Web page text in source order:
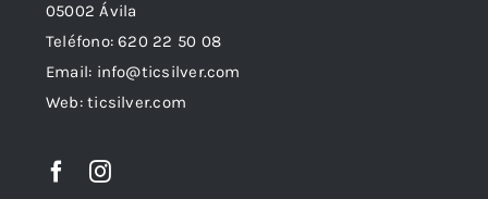
05002 Ávila
Teléfono: 620 22 50 08
Email: info@ticsilver.com
Web: ticsilver.com